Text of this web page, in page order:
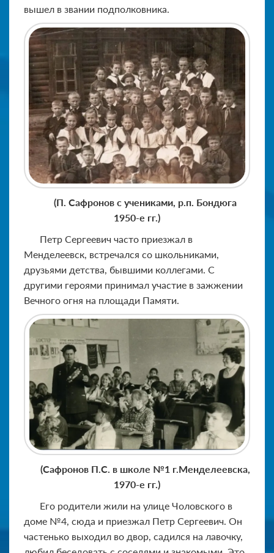
вышел в звании подполковника.
(П. Сафронов с учениками, р.п. Бондюга
1950-е гг.)
Петр Сергеевич часто приезжал в
Менделеевск, встречался со школьниками,
друзьями детства, бывшими коллегами. С
другими героями принимал участие в зажжении
Вечного огня на площади Памяти.
(Сафронов П.С. в школе №1 г.Менделеевска,
1970-е гг.)
Его родители жили на улице Чоловского в
доме №4, сюда и приезжал Петр Сергеевич. Он
частенько выходил во двор, садился на лавочку,